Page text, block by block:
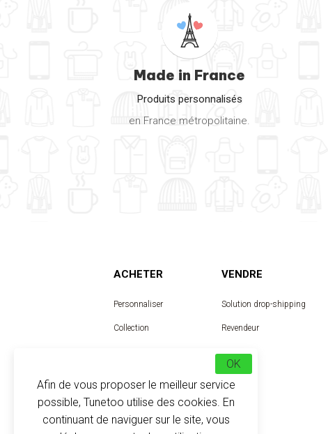
Made in France
Produits personnalisés
en France métropolitaine.
ACHETER
Personnaliser
Collection
VENDRE
Solution drop-shipping
Revendeur
Designer
Afin de vous proposer le meilleur service
possible, Tunetoo utilise des cookies. En
continuant de naviguer sur le site, vous
OK